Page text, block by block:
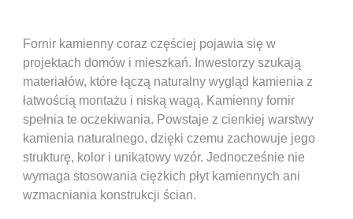
Fornir kamienny coraz częściej pojawia się w
projektach domów i mieszkań. Inwestorzy szukają
materiałów, które łączą naturalny wygląd kamienia z
łatwością montażu i niską wagą. Kamienny fornir
spełnia te oczekiwania. Powstaje z cienkiej warstwy
kamienia naturalnego, dzięki czemu zachowuje jego
strukturę, kolor i unikatowy wzór. Jednocześnie nie
wymaga stosowania ciężkich płyt kamiennych ani
wzmacniania konstrukcji ścian.